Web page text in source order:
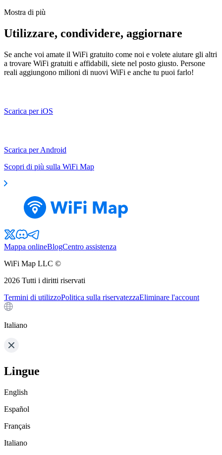
Mostra di più
Utilizzare, condividere, aggiornare
Se anche voi amate il WiFi gratuito come noi e volete aiutare gli altri
a trovare WiFi gratuiti e affidabili, siete nel posto giusto. Persone
reali aggiungono milioni di nuovi WiFi e anche tu puoi farlo!
Scarica per iOS
Scarica per Android
Scopri di più sulla WiFi Map
Mappa onlineBlogCentro assistenza
WiFi Map LLC ©
2026 Tutti i diritti riservati
Termini di utilizzoPolitica sulla riservatezzaEliminare l'account
Italiano
Lingue
English
Español
Français
Italiano